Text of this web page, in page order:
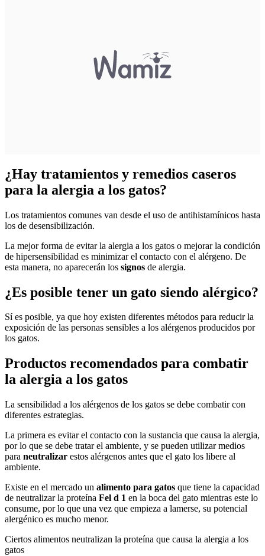
¿Hay tratamientos y remedios caseros
para la alergia a los gatos?
Los tratamientos comunes van desde el uso de antihistamínicos hasta
los de desensibilización.
La mejor forma de evitar la alergia a los gatos o mejorar la condición
de hipersensibilidad es minimizar el contacto con el alérgeno. De
esta manera, no aparecerán los signos de alergia.
¿Es posible tener un gato siendo alérgico?
Sí es posible, ya que hoy existen diferentes métodos para reducir la
exposición de las personas sensibles a los alérgenos producidos por
los gatos.
Productos recomendados para combatir
la alergia a los gatos
La sensibilidad a los alérgenos de los gatos se debe combatir con
diferentes estrategias.
La primera es evitar el contacto con la sustancia que causa la alergia,
por lo que se debe tratar el ambiente, y se pueden utilizar medios
para neutralizar estos alérgenos antes que el gato los libere al
ambiente.
Existe en el mercado un alimento para gatos que tiene la capacidad
de neutralizar la proteína Fel d 1 en la boca del gato mientras este lo
consume, por lo que una vez que empieza a lamerse, su potencial
alergénico es mucho menor.
Ciertos alimentos neutralizan la proteína que causa la alergia a los
gatos